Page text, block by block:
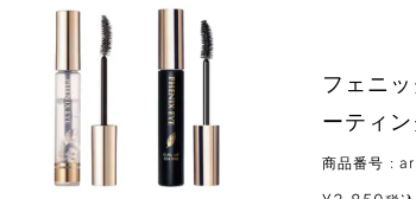
フェニ
ーティ
商品番号